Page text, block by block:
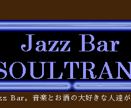
Bar。音楽とお酒の大好きな人達